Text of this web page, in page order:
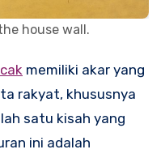
house wall.
memiliki akar yang
rakyat, khususnya
satu kisah yang
ini adalah